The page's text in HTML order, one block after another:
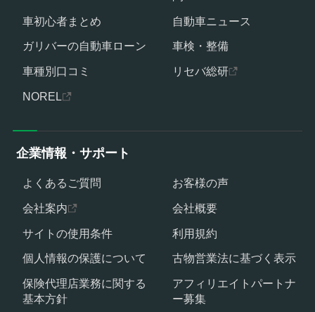
車初心者まとめ
自動車ニュース
ガリバーの自動車ローン
車検・整備
車種別口コミ
リセバ総研
NOREL
企業情報・サポート
よくあるご質問
お客様の声
会社案内
会社概要
サイトの使用条件
利用規約
個人情報の保護について
古物営業法に基づく表示
保険代理店業務に関する
基本方針
アフィリエイトパートナ
ー募集